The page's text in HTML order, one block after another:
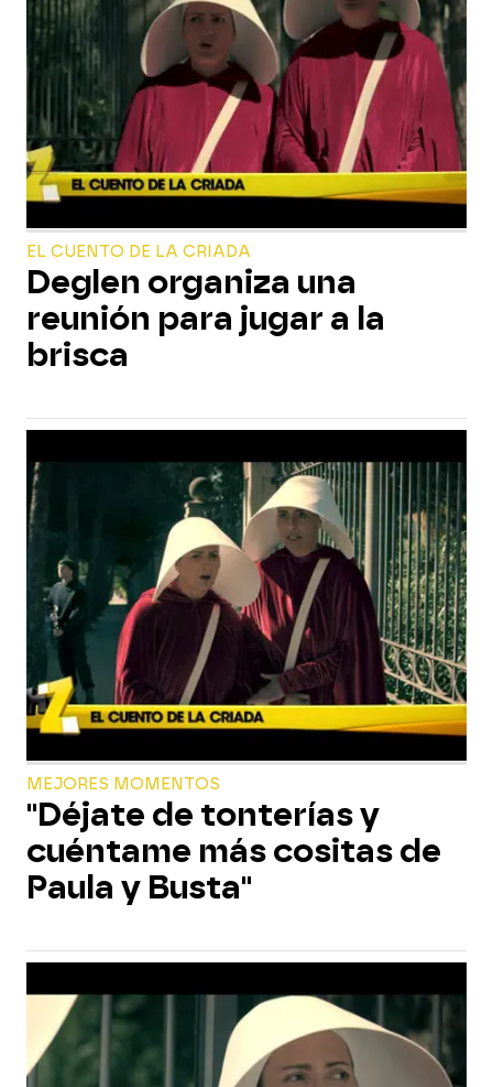
EL CUENTO DE LA CRIADA
Deglen organiza una
reunión para jugar a la
brisca
MEJORES MOMENTOS
"Déjate de tonterías y
cuéntame más cositas de
Paula y Busta"